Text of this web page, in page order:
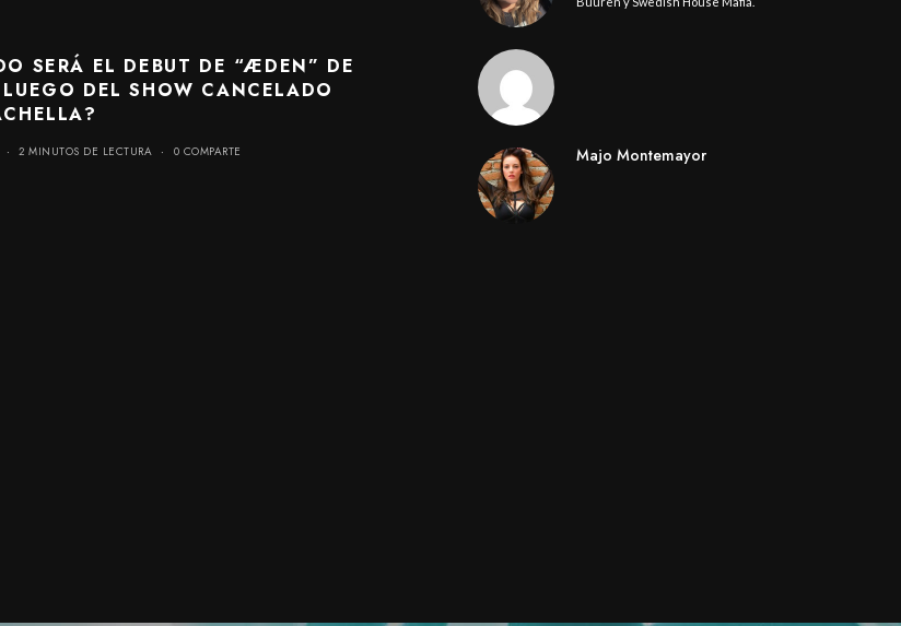
SERÁ EL DEBUT DE “ÆDEN” DE
DEL SHOW CANCELADO
2 MINUTOS DE LECTURA 0 COMPARTE Majo Montemayor